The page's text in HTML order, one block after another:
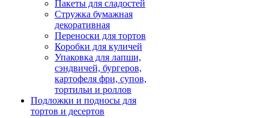
Пакеты для сладостей
Стружка бумажная
декоративная
Переноски для тортов
Коробки для куличей
Упаковка для лапши,
сэндвичей, бургеров,
картофеля фри, супов,
тортильи и роллов
Подложки и подносы для
тортов и десертов